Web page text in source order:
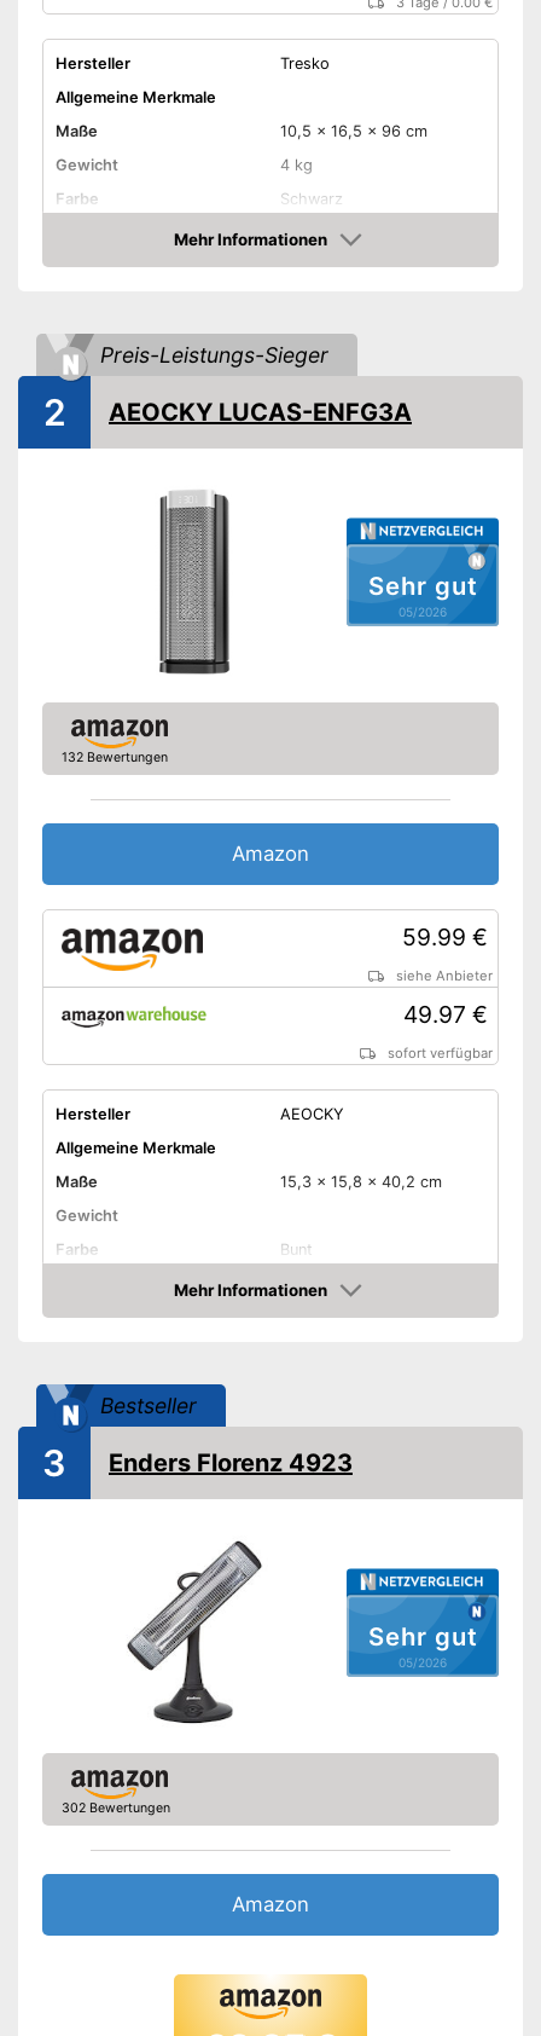
Hersteller
Tresko
Allgemeine Merkmale
Maße
10,5 x 16,5 x 96 cm
Gewicht
4 kg
Farbe
Schwarz
Material Gehäuse
Aluminium
Produkteigenschaften
Steuerung per
Fernbedienung
Steuerung per App
Steuerung per Taster
Thermostat
Anzahl Heizstufen
Überhitzungsschutz
Amazon Lieferzeit
Mehr Informationen
Amazon
Preis-Leistungs-Sieger
Sehr gut
05/2026
2 AEOCKY LUCAS-ENFG3A
132 Bewertungen
Amazon
59.99 €
siehe Anbieter
49.97 €
sofort verfügbar
Hersteller
AEOCKY
Allgemeine Merkmale
Maße
15,3 x 15,8 x 40,2 cm
Gewicht
Farbe
Bunt
Material Gehäuse
Produkteigenschaften
Steuerung per
Fernbedienung
Steuerung per App
Anzahl Heizstufen
Überhitzungsschutz
Amazon Lieferzeit
Mehr Informationen
Amazon
Bestseller
Sehr gut
05/2026
3 Enders Florenz 4923
302 Bewertungen
Amazon